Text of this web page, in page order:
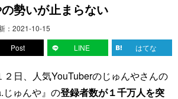
勢いが止まらない
： 2021-10-15
Post LINE はてな
２日、人気YouTuberのじゅんやさんの
じゅんや』の登録者数が１千万人を突